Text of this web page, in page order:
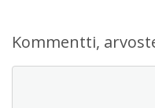
Kommentti,